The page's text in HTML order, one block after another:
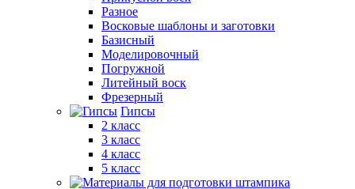
Разное
Восковые шаблоны и заготовки
Базисный
Моделировочный
Погружной
Литейный воск
Фрезерный
Гипсы
2 класс
3 класс
4 класс
5 класс